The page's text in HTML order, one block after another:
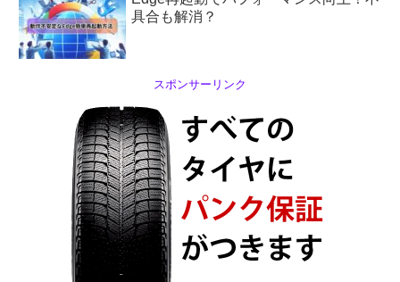
具合も解消？
スポンサーリンク